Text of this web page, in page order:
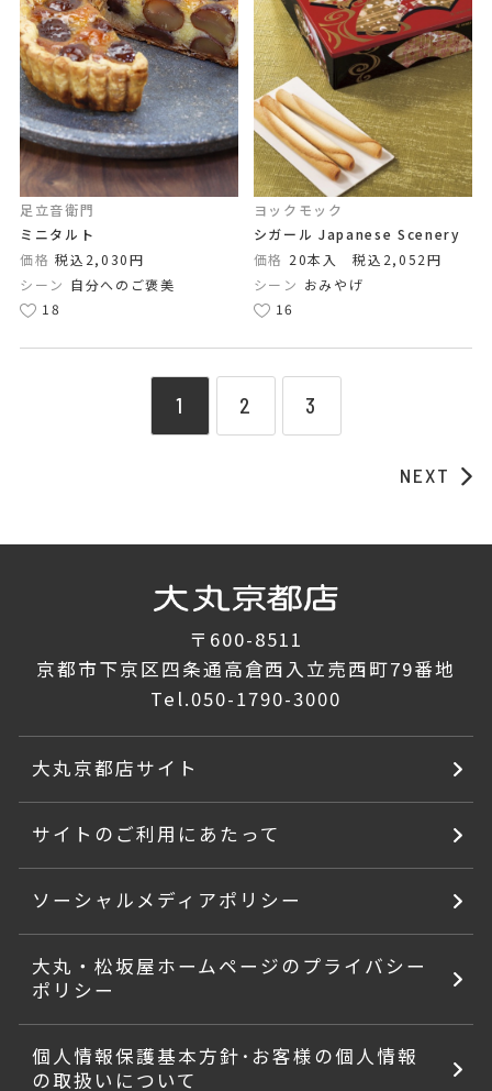
足立音衛門
ミニタルト
価格 税込2,030円
シーン 自分へのご褒美
18
ヨックモック
シガール Japanese Scenery
価格 20本入 税込2,052円
シーン おみやげ
16
1 2 3
NEXT
〒600-8511
京都市下京区四条通高倉西入立売西町79番地
Tel.050-1790-3000
大丸京都店サイト
サイトのご利用にあたって
ソーシャルメディアポリシー
大丸・松坂屋ホームページのプライバシー
ポリシー
個人情報保護基本方針･お客様の個人情報
の取扱いについて